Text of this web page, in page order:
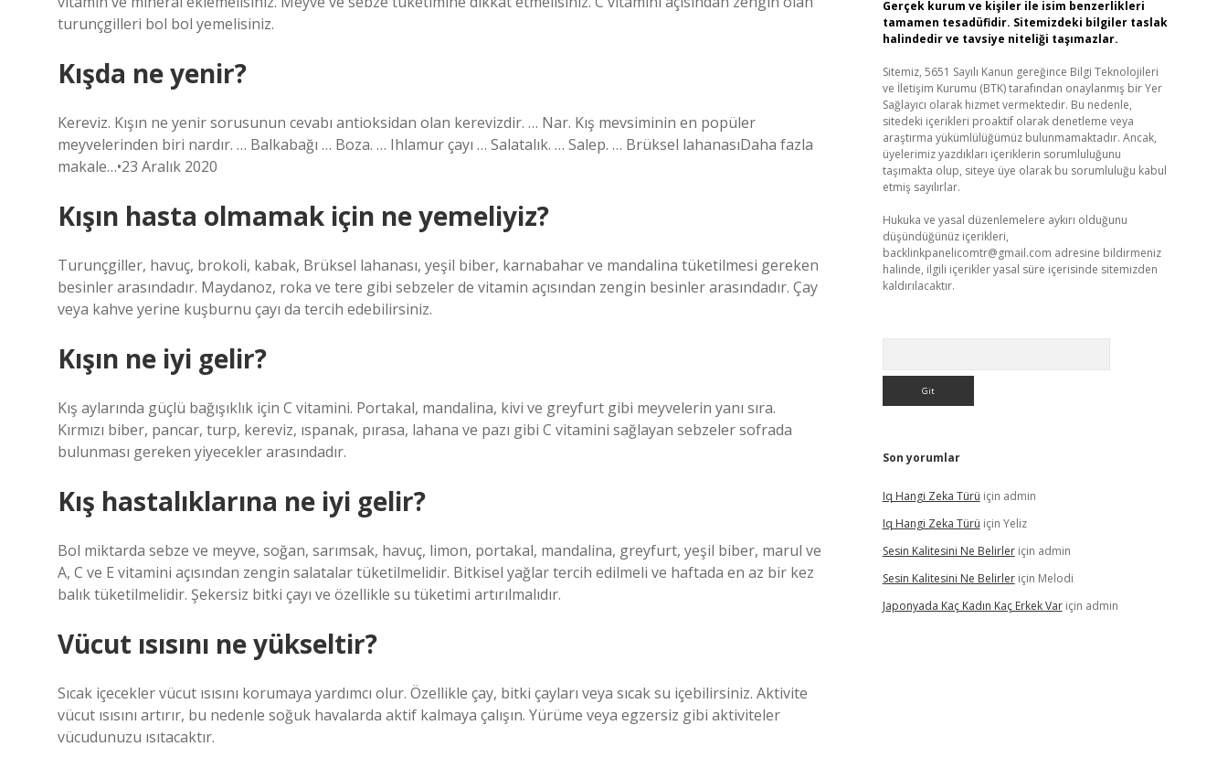
turunçgilleri bol bol yemelisiniz.
Kışda ne yenir?
Kereviz. Kışın ne yenir sorusunun cevabı antioksidan olan kerevizdir. … Nar. Kış mevsiminin en popüler
meyvelerinden biri nardır. … Balkabağı … Boza. … Ihlamur çayı … Salatalık. … Salep. … Brüksel lahanasıDaha fazla
makale…•23 Aralık 2020
Kışın hasta olmamak için ne yemeliyiz?
Turunçgiller, havuç, brokoli, kabak, Brüksel lahanası, yeşil biber, karnabahar ve mandalina tüketilmesi gereken
besinler arasındadır. Maydanoz, roka ve tere gibi sebzeler de vitamin açısından zengin besinler arasındadır. Çay
veya kahve yerine kuşburnu çayı da tercih edebilirsiniz.
Kışın ne iyi gelir?
Kış aylarında güçlü bağışıklık için C vitamini. Portakal, mandalina, kivi ve greyfurt gibi meyvelerin yanı sıra.
Kırmızı biber, pancar, turp, kereviz, ıspanak, pırasa, lahana ve pazı gibi C vitamini sağlayan sebzeler sofrada
bulunması gereken yiyecekler arasındadır.
Kış hastalıklarına ne iyi gelir?
Bol miktarda sebze ve meyve, soğan, sarımsak, havuç, limon, portakal, mandalina, greyfurt, yeşil biber, marul ve
A, C ve E vitamini açısından zengin salatalar tüketilmelidir. Bitkisel yağlar tercih edilmeli ve haftada en az bir kez
balık tüketilmelidir. Şekersiz bitki çayı ve özellikle su tüketimi artırılmalıdır.
Vücut ısısını ne yükseltir?
Sıcak içecekler vücut ısısını korumaya yardımcı olur. Özellikle çay, bitki çayları veya sıcak su içebilirsiniz. Aktivite
vücut ısısını artırır, bu nedenle soğuk havalarda aktif kalmaya çalışın. Yürüme veya egzersiz gibi aktiviteler
vücudunuzu ısıtacaktır.
Gerçek kurum ve kişiler ile isim benzerlikleri
tamamen tesadüfidir. Sitemizdeki bilgiler taslak
halindedir ve tavsiye niteliği taşımazlar.
Sitemiz, 5651 Sayılı Kanun gereğince Bilgi Teknolojileri
ve İletişim Kurumu (BTK) tarafından onaylanmış bir Yer
Sağlayıcı olarak hizmet vermektedir. Bu nedenle,
sitedeki içerikleri proaktif olarak denetleme veya
araştırma yükümlülüğümüz bulunmamaktadır. Ancak,
üyelerimiz yazdıkları içeriklerin sorumluluğunu
taşımakta olup, siteye üye olarak bu sorumluluğu kabul
etmiş sayılırlar.
Hukuka ve yasal düzenlemelere aykırı olduğunu
düşündüğünüz içerikleri,
backlinkpanelicomtr@gmail.com adresine bildirmeniz
halinde, ilgili içerikler yasal süre içerisinde sitemizden
kaldırılacaktır.
Son yorumlar
Iq Hangi Zeka Türü için admin
Iq Hangi Zeka Türü için Yeliz
Sesin Kalitesini Ne Belirleriçin admin
Sesin Kalitesini Ne Belirleriçin Melodi
Japonyada Kaç Kadın Kaç Erkek Variçin admin